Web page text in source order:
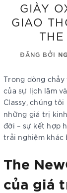
GIÀY
GIAO
ĐĂNG BỞI
Trong dòng chảy
của sự lịch lãm
Classy, chúng
những giá trị
đời – sự kết hợp
trải nghiệm khác
The
của giá